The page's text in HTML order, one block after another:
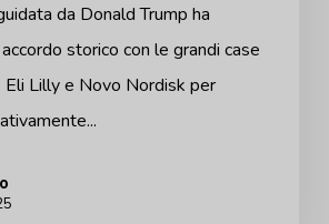
da Donald Trump ha
storico con le grandi case
Eli Lilly e Novo Nordisk per